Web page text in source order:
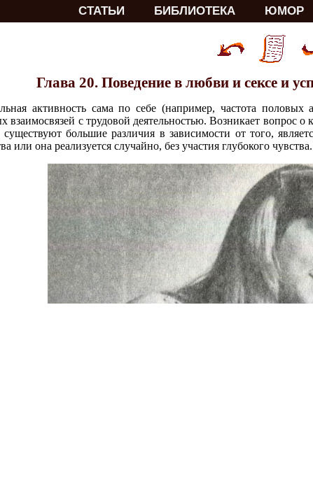
СТАТЬИ БИБЛИОТЕКА ЮМОР
Глава 20. Поведение в любви и сексе и
активность сама по себе (например, частота
взаимосвязей с трудовой деятельностью. Возникает вопрос о
большие различия в зависимости от того,
или она реализуется случайно, без участия глубокого чувства.